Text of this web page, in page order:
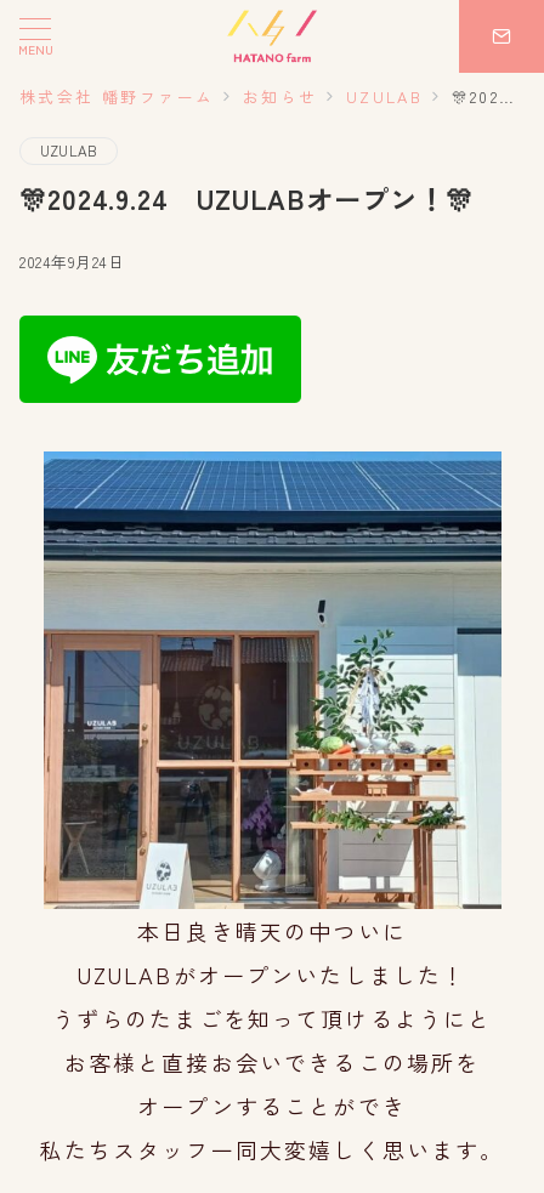
MENU
株式会社 幡野ファーム お知らせ UZULAB 🎊2024.9.24 UZULABオープン！🎊
UZULAB
🎊2024.9.24 UZULABオープン！🎊
2024年9月24日
本日良き晴天の中ついに
UZULABがオープンいたしました！
うずらのたまごを知って頂けるようにと
お客様と直接お会いできるこの場所を
オープンすることができ
私たちスタッフ一同大変嬉しく思います。